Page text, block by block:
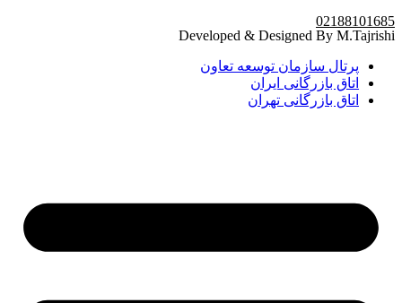
02188101685
Developed & Designed By M.Tajrishi
پرتال سازمان توسعه تعاون
اتاق بازرگانی ایران
اتاق بازرگانی تهران